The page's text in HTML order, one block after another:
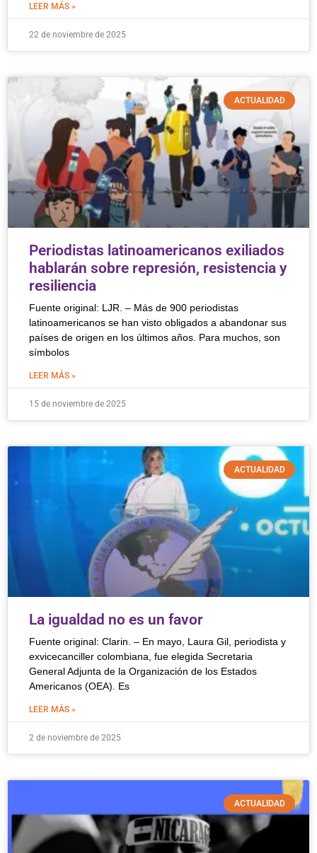
LEER MÁS »
22 de noviembre de 2025
ACTUALIDAD
Periodistas latinoamericanos exiliados
hablarán sobre represión, resistencia y
resiliencia
Fuente original: LJR. – Más de 900 periodistas
latinoamericanos se han visto obligados a abandonar sus
países de origen en los últimos años. Para muchos, son
símbolos
LEER MÁS »
15 de noviembre de 2025
ACTUALIDAD
La igualdad no es un favor
Fuente original: Clarin. – En mayo, Laura Gil, periodista y
exvicecanciller colombiana, fue elegida Secretaria
General Adjunta de la Organización de los Estados
Americanos (OEA). Es
LEER MÁS »
2 de noviembre de 2025
ACTUALIDAD